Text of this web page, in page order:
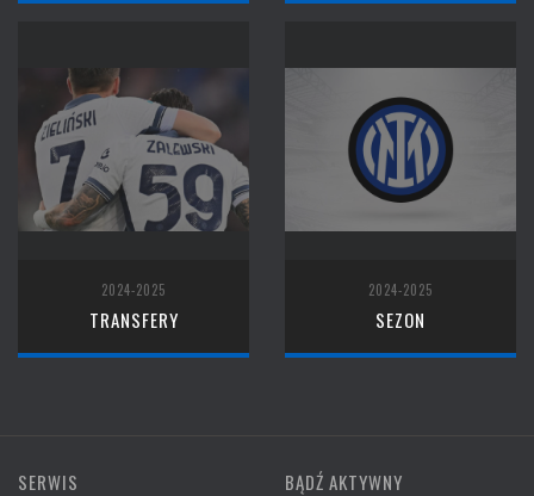
2024-2025
TRANSFERY
2024-2025
SEZON
SERWIS BĄDŹ AKTYWNY